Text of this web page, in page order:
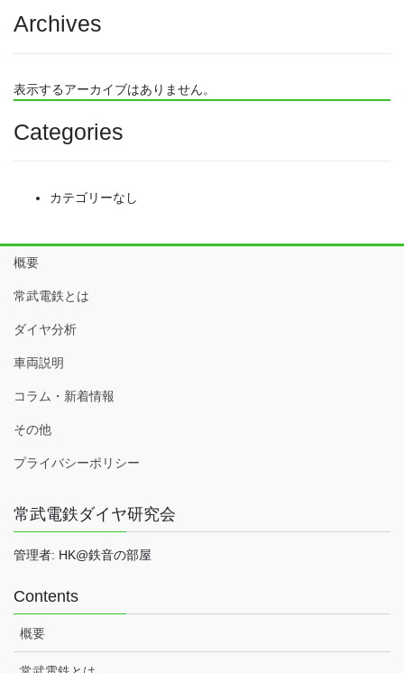
Archives
表示するアーカイブはありません。
Categories
カテゴリーなし
概要
常武電鉄とは
ダイヤ分析
車両説明
コラム・新着情報
その他
プライバシーポリシー
常武電鉄ダイヤ研究会
管理者: HK@鉄音の部屋
Contents
概要